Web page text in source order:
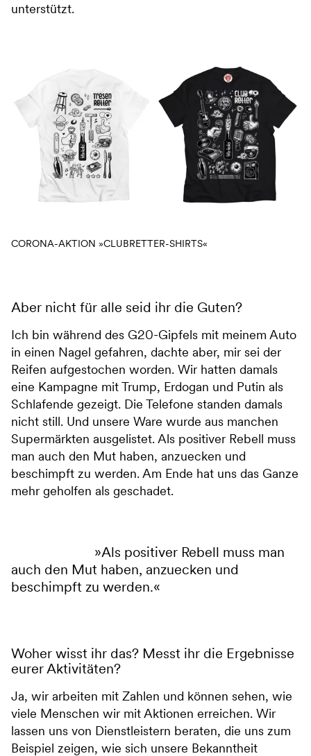
unterstützt.
CORONA-AKTION »CLUBRETTER-SHIRTS«
Aber nicht für alle seid ihr die Guten?
Ich bin während des G20-Gipfels mit meinem Auto
in einen Nagel gefahren, dachte aber, mir sei der
Reifen aufgestochen worden. Wir hatten damals
eine Kampagne mit Trump, Erdogan und Putin als
Schlafende gezeigt. Die Telefone standen damals
nicht still. Und unsere Ware wurde aus manchen
Supermärkten ausgelistet. Als positiver Rebell muss
man auch den Mut haben, anzuecken und
beschimpft zu werden. Am Ende hat uns das Ganze
mehr geholfen als geschadet.
Als positiver Rebell muss man
auch den Mut haben, anzuecken und
beschimpft zu werden.
Woher wisst ihr das? Messt ihr die Ergebnisse
eurer Aktivitäten?
Ja, wir arbeiten mit Zahlen und können sehen, wie
viele Menschen wir mit Aktionen erreichen. Wir
lassen uns von Dienstleistern beraten, die uns zum
Beispiel zeigen, wie sich unsere Bekanntheit